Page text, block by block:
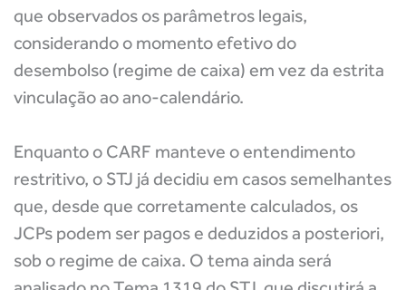
que observados os parâmetros legais,
considerando o momento efetivo do
desembolso (regime de caixa) em vez da estrita
vinculação ao ano-calendário.
Enquanto o CARF manteve o entendimento
restritivo, o STJ já decidiu em casos semelhantes
que, desde que corretamente calculados, os
JCPs podem ser pagos e deduzidos a posteriori,
sob o regime de caixa. O tema ainda será